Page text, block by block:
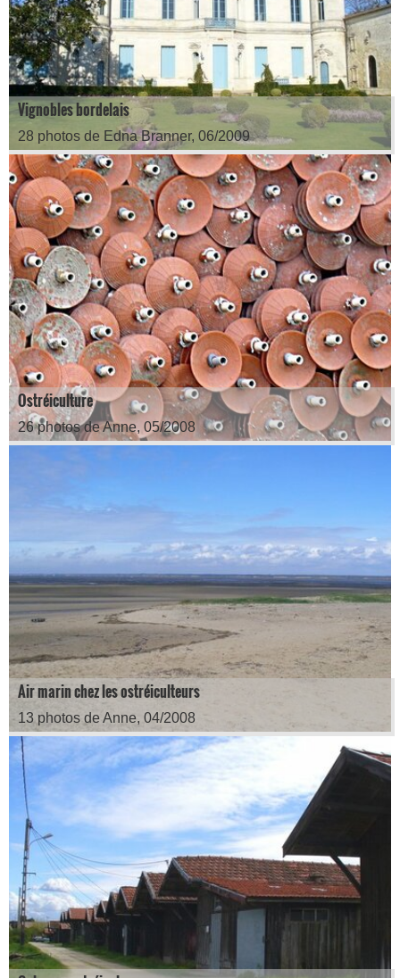
Vignobles bordelais
28 photos de Edna Branner, 06/2009
Ostréiculture
26 photos de Anne, 05/2008
Air marin chez les ostréiculteurs
13 photos de Anne, 04/2008